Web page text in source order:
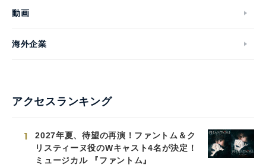
動画
海外企業
アクセスランキング
1
2027年夏、待望の再演！ファントム＆ク
リスティーヌ役のWキャスト4名が決定！
ミュージカル 『ファントム』